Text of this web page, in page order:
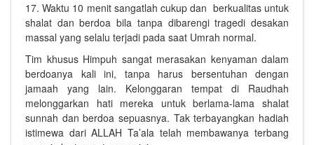
17. Waktu 10 menit sangatlah cukup dan berkualitas untuk
shalat dan berdoa bila tanpa dibarengi tragedi desakan
massal yang selalu terjadi pada saat Umrah normal.
Tim khusus Himpuh sangat merasakan kenyaman dalam
berdoanya kali ini, tanpa harus bersentuhan dengan
jamaah yang lain. Kelonggaran tempat di Raudhah
melonggarkan hati mereka untuk berlama-lama shalat
sunnah dan berdoa sepuasnya. Tak terbayangkan hadiah
istimewa dari ALLAH Ta’ala telah membawanya terbang